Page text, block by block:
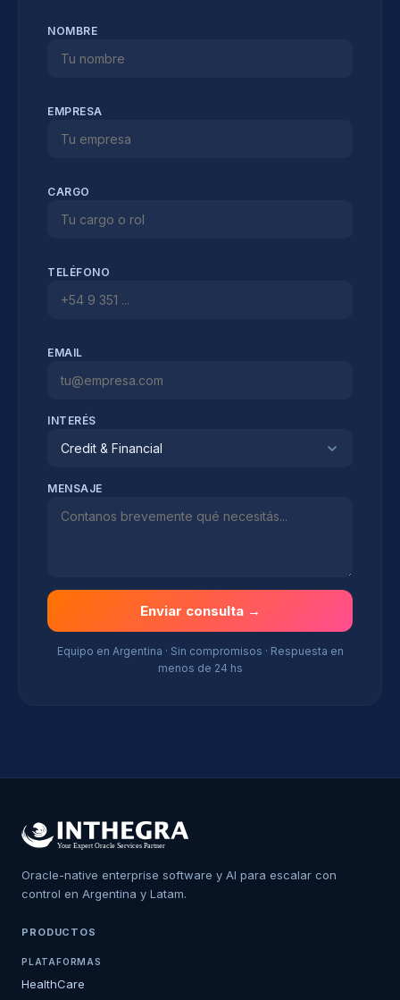
NOMBRE
EMPRESA
CARGO
TELÉFONO
EMAIL
INTERÉS
Credit & Financial
MENSAJE
Enviar consulta →
Equipo en Argentina · Sin compromisos · Respuesta en
menos de 24 hs
Oracle-native enterprise software y AI para escalar con
control en Argentina y Latam.
PRODUCTOS
PLATAFORMAS
HealthCare